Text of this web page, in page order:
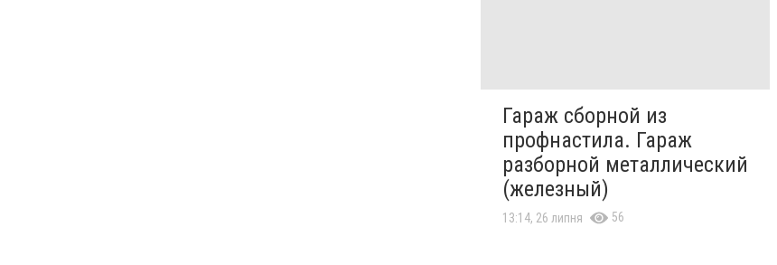
Гараж сборной из
профнастила. Гараж
разборной металлический
(железный)
13:14, 26 липня 56